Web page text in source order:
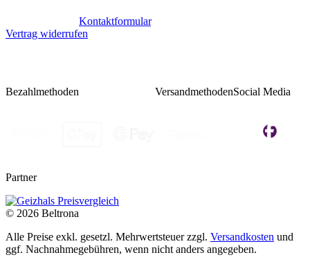
Kontaktformular.
Vertrag widerrufen
Bezahlmethoden VersandmethodenSocial Media
Partner
© 2026 Beltrona
Alle Preise exkl. gesetzl. Mehrwertsteuer zzgl. Versandkosten und
ggf. Nachnahmegebühren, wenn nicht anders angegeben.